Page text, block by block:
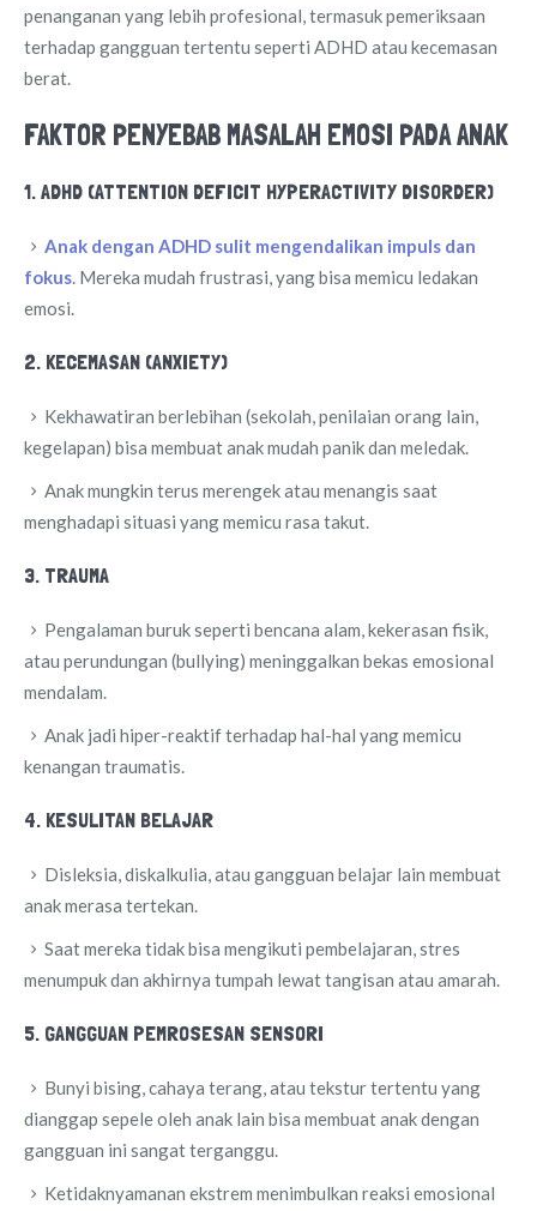
penanganan yang lebih profesional, termasuk pemeriksaan
terhadap gangguan tertentu seperti ADHD atau kecemasan
berat.
FAKTOR PENYEBAB MASALAH EMOSI PADA ANAK
1. ADHD (ATTENTION DEFICIT HYPERACTIVITY DISORDER)
Anak dengan ADHD sulit mengendalikan impuls dan
fokus. Mereka mudah frustrasi, yang bisa memicu ledakan
emosi.
2. KECEMASAN (ANXIETY)
Kekhawatiran berlebihan (sekolah, penilaian orang lain,
kegelapan) bisa membuat anak mudah panik dan meledak.
Anak mungkin terus merengek atau menangis saat
menghadapi situasi yang memicu rasa takut.
3. TRAUMA
Pengalaman buruk seperti bencana alam, kekerasan fisik,
atau perundungan (bullying) meninggalkan bekas emosional
mendalam.
Anak jadi hiper-reaktif terhadap hal-hal yang memicu
kenangan traumatis.
4. KESULITAN BELAJAR
Disleksia, diskalkulia, atau gangguan belajar lain membuat
anak merasa tertekan.
Saat mereka tidak bisa mengikuti pembelajaran, stres
menumpuk dan akhirnya tumpah lewat tangisan atau amarah.
5. GANGGUAN PEMROSESAN SENSORI
Bunyi bising, cahaya terang, atau tekstur tertentu yang
dianggap sepele oleh anak lain bisa membuat anak dengan
gangguan ini sangat terganggu.
Ketidaknyamanan ekstrem menimbulkan reaksi emosional